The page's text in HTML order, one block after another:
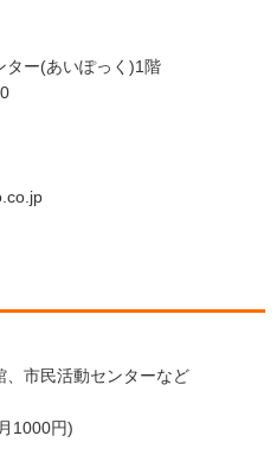
ー(あいぽっく)1階
市民活動センターなど
1000円)